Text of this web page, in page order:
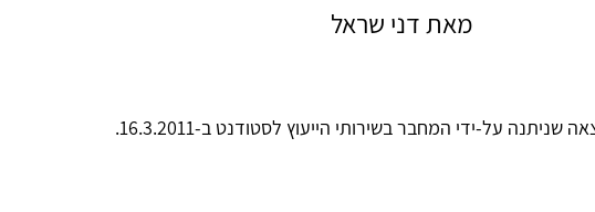
מאת דני שראל
על-ידי המחבר בשירותי הייעוץ לסטודנט ב-16.3.2011.